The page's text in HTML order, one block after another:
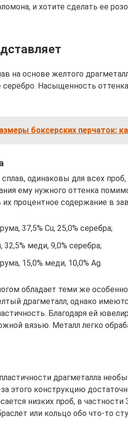
и хотите сделать ее
на основе желтого
Насыщенность
боксерских перчаток:
одинаковы для всех
ему нужного оттенка
процентное содержание в
37,5% Cu, 25,0% серебра;
32,5% меди, 9,0% серебра;
15,0% меди, 10,0% Ag.
обладает теми же
драгметалл, однако
Благодаря ей
вязью. Металл легко
драгметалла
этого конструкцию
низких проб, в
или кольцо обо что-то